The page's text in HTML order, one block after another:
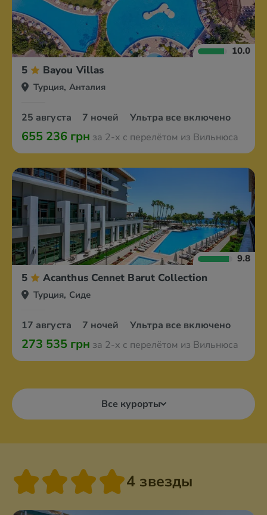
10.0
5 Bayou Villas
Турция, Анталия
25 августа 7 ночей Ультра все включено
655 236 грн за 2-х с перелётом из Вильнюса
9.8
5 Acanthus Cennet Barut Collection
Турция, Сиде
17 августа 7 ночей Ультра все включено
273 535 грн за 2-х с перелётом из Вильнюса
Все курорты
4 звезды